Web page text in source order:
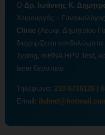
Ο Δρ. Ιωάννης Κ.
Χειρουργός –
Clinic (Λεωφ. Δημητρίου
διαχειρίζεται
Typing, mRNA HPV Test,
laser θεραπεία.
Τηλέφωνα: 210 6716126
Email: